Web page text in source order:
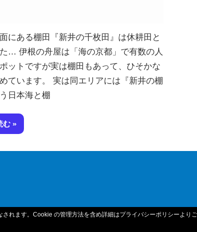
にある棚田『新井の千枚田』は休耕田と
… 伊根の舟屋は「海の京都」で有数の人
ットですが実は棚田もあって、ひそかな
ています。 実は同エリアには『新井の棚
日本海と棚
む
れます。Cookie の管理方法を含め詳細はプライバシーポリシーより